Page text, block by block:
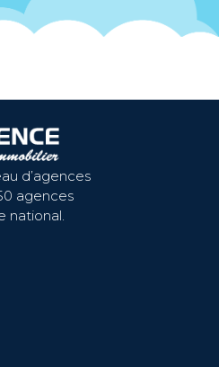
d’agences
agences
national.